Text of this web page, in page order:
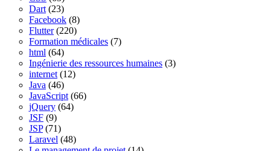
Dart (23)
Facebook (8)
Flutter(220)
Formation médicales (7)
html (64)
Ingénierie des ressources humaines (3)
internet (12)
Java (46)
JavaScript (66)
jQuery (64)
JSF (9)
JSP(71)
Laravel (48)